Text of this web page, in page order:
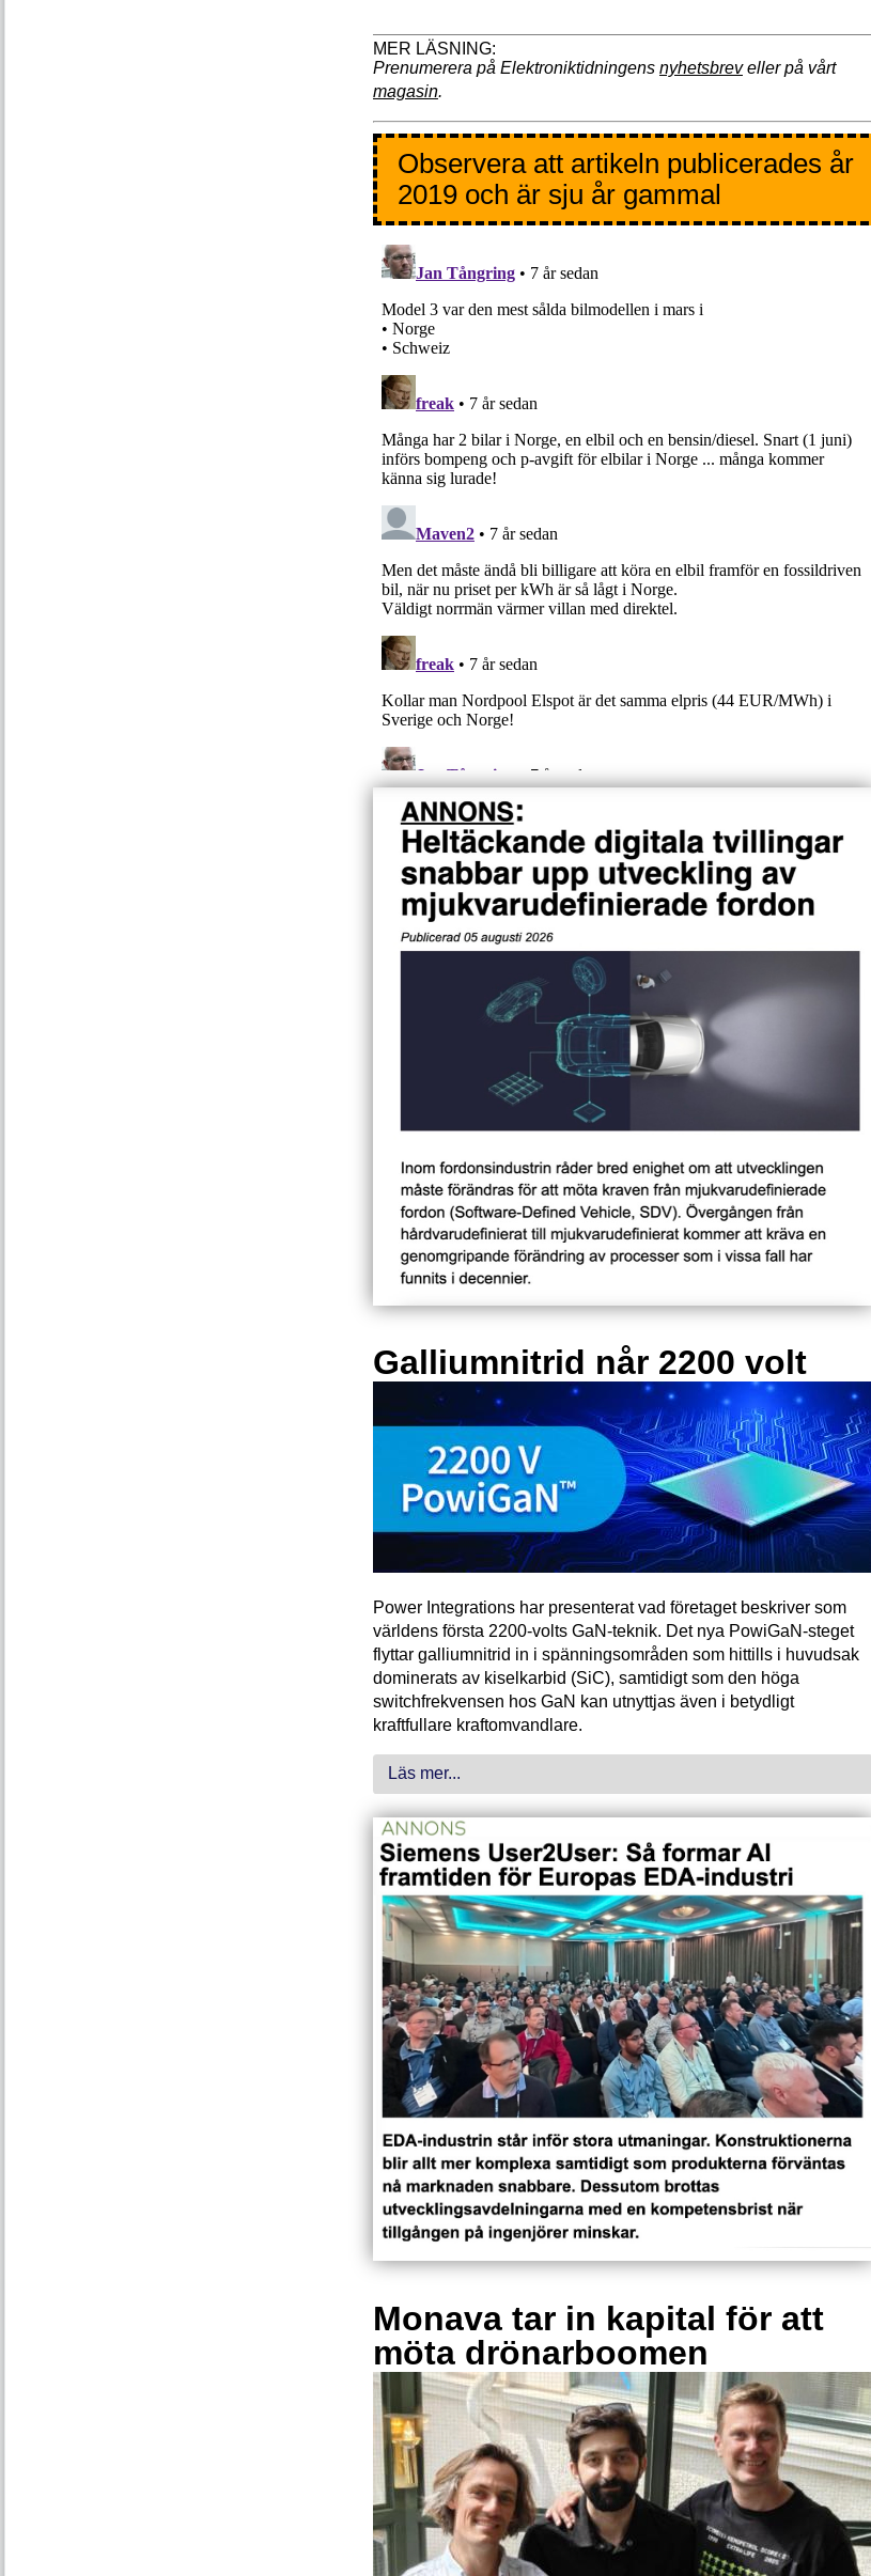
Prenumerera på Elektroniktidningens nyhetsbreveller på vårt
magasin.
Observera att artikeln publicerades år
2019 och är sju år gammal
Galliumnitrid når 2200 volt
Power Integrations har presenterat vad företaget beskriver som
världens första 2200-volts GaN-teknik. Det nya PowiGaN-steget
flyttar galliumnitrid in i spänningsområden som hittills i huvudsak
dominerats av kiselkarbid (SiC), samtidigt som den höga
switchfrekvensen hos GaN kan utnyttjas även i betydligt
kraftfullare kraftomvandlare.
Läs mer...
Monava tar in kapital för att
möta drönarboomen